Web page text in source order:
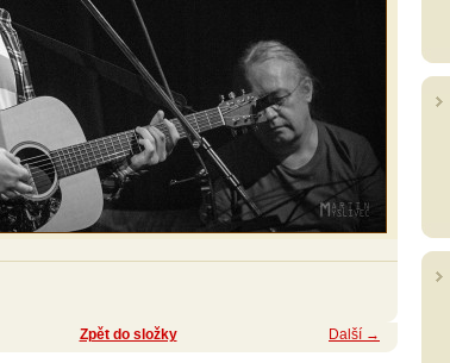
Další →
Zpět do složky